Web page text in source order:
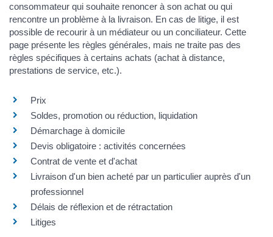
consommateur qui souhaite renoncer à son achat ou qui
rencontre un problème à la livraison. En cas de litige, il est
possible de recourir à un médiateur ou un conciliateur. Cette
page présente les règles générales, mais ne traite pas des
règles spécifiques à certains achats (achat à distance,
prestations de service, etc.).
Prix
Soldes, promotion ou réduction, liquidation
Démarchage à domicile
Devis obligatoire : activités concernées
Contrat de vente et d'achat
Livraison d'un bien acheté par un particulier auprès d'un
professionnel
Délais de réflexion et de rétractation
Litiges